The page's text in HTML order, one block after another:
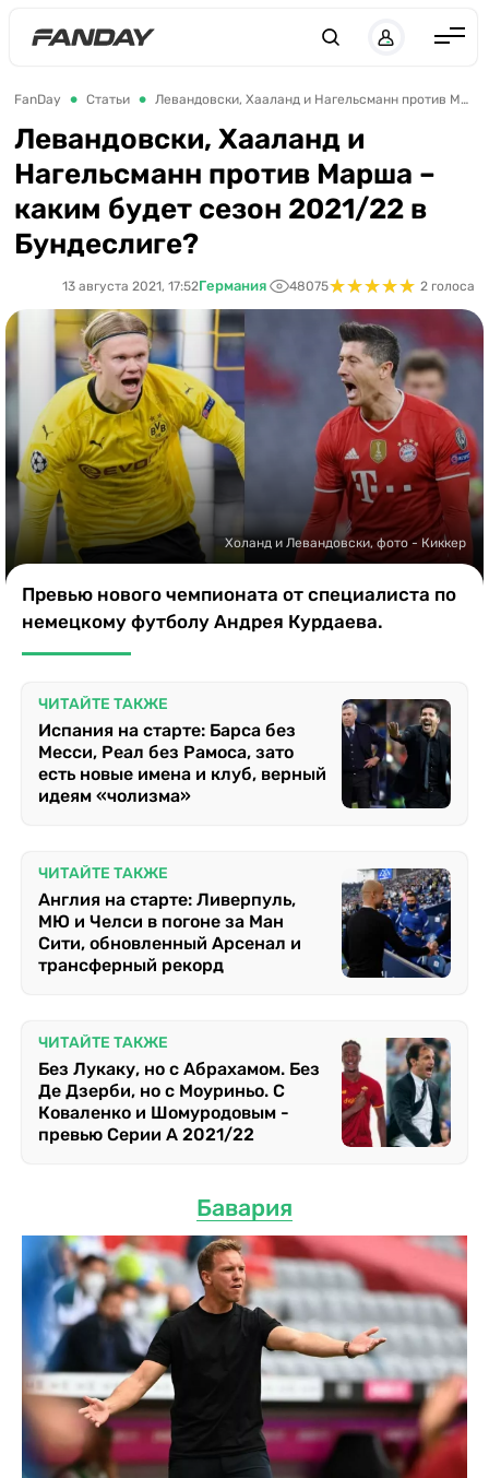
Англия
Испания
Германия
Италия
Франция
Украина
ЧЕ-2028
Букмекеры
Казино
FanDay Статьи Левандовски, Хааланд и Нагельсманн против Марша – каким будет сезон 2021/22 в Бундеслиге?
Левандовски, Хааланд и
Нагельсманн против Марша –
каким будет сезон 2021/22 в
Бундеслиге?
Германия
13 августа 2021, 17:52 48075★★★★★
★★★★★ 2 голоса
Холанд и Левандовски, фото - Киккер
Превью нового чемпионата от специалиста по
немецкому футболу Андрея Курдаева.
ЧИТАЙТЕ ТАКЖЕ
Испания на старте: Барса без
Месси, Реал без Рамоса, зато
есть новые имена и клуб, верный
идеям «чолизма»
ЧИТАЙТЕ ТАКЖЕ
Англия на старте: Ливерпуль,
МЮ и Челси в погоне за Ман
Сити, обновленный Арсенал и
трансферный рекорд
ЧИТАЙТЕ ТАКЖЕ
Без Лукаку, но с Абрахамом. Без
Де Дзерби, но с Моуриньо. С
Коваленко и Шомуродовым -
превью Серии А 2021/22
Бавария